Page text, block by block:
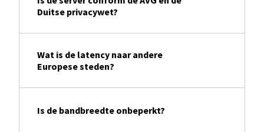
Duitse privacywet?
Wat is de latency naar andere
Europese steden?
Is de bandbreedte onbeperkt?